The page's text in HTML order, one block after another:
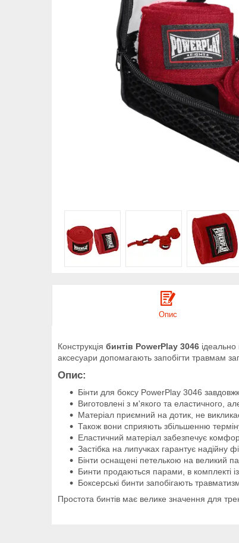
Опис
Конструкція бинтів PowerPlay 3046
аксесуари допомагають запобігти травмам
Опис:
Бінти для боксу PowerPlay 3046
Виготовлені з м'якого та еластичного,
Матеріал приємний на дотик, не
Також вони сприяють збільшенню
Еластичний матеріал забезпечує
Застібка на липучках гарантує надійну
Бінти оснащені петелькою на великий
Бинти продаються парами, в комплекті
Боксерські бинти запобігають
Простота бинтів має велике значення для